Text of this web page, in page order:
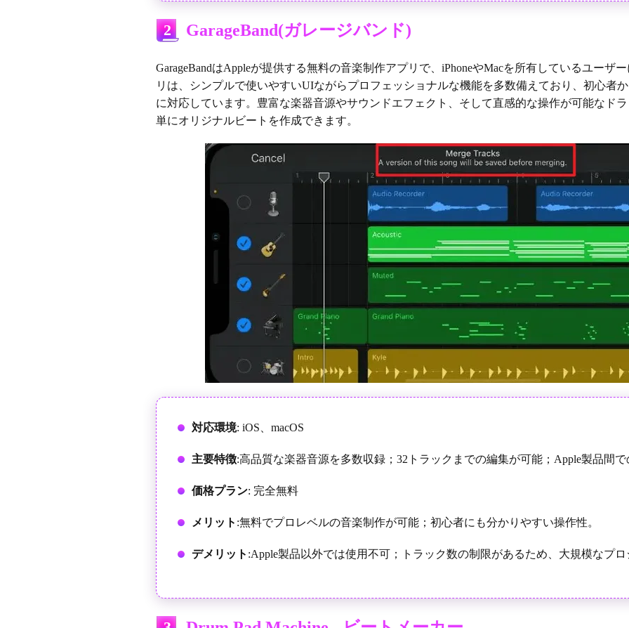
2 GarageBand(ガレージバンド)
GarageBandはAppleが提供する無料の音楽制作アプリで、iPhoneやMacを所有しているユーザ
リは、シンプルで使いやすいUIながらプロフェッショナルな機能を多数備えており、初心者
に対応しています。豊富な楽器音源やサウンドエフェクト、そして直感的な操作が可能なド
単にオリジナルビートを作成できます。
対応環境: iOS、macOS
主要特徴:高品質な楽器音源を多数収録；32トラックまでの編集が可能；Apple製品間
価格プラン: 完全無料
メリット :無料でプロレベルの音楽制作が可能；初心者にも分かりやすい操作性。
デメリット :Apple製品以外では使用不可；トラック数の制限があるため、大規模なプ